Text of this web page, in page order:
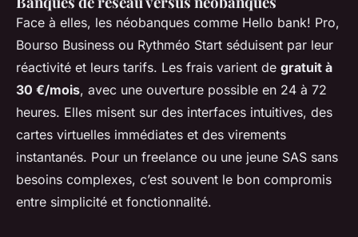
Face à elles, les néobanques comme Hello bank! Pro,
Bourso Business ou Rythméo Start séduisent par leur
réactivité et leurs tarifs. Les frais varient de gratuit à
30 €/mois, avec une ouverture possible en 24 à 72
heures. Elles misent sur des interfaces intuitives, des
cartes virtuelles immédiates et des virements
instantanés. Pour un freelancе ou une jeune SAS sans
besoins complexes, c’est souvent le bon compromis
entre simplicité et fonctionnalité.